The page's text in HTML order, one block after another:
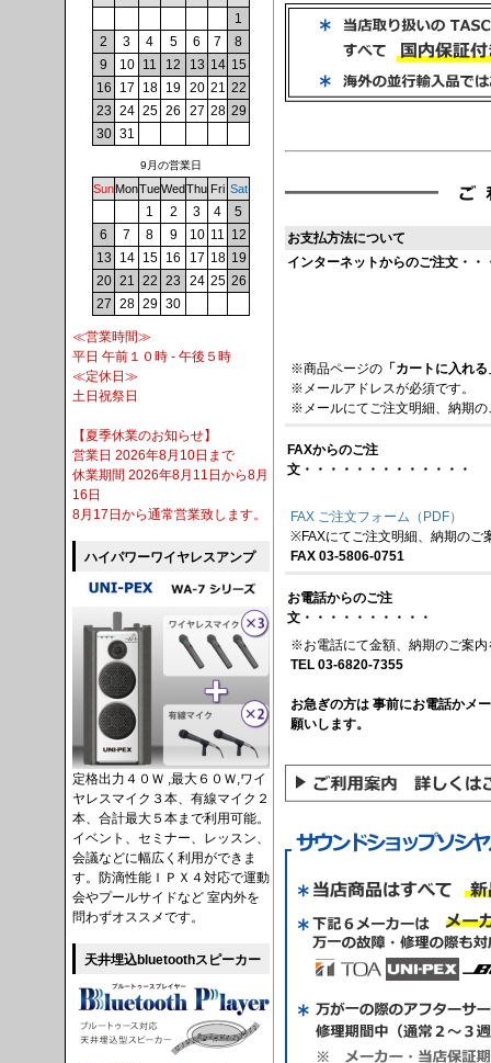
お支払方法について
インターネットからのご注文・・
※商品ページの 「カートに入れる
※メールアドレスが必須です。
※メールにてご注文明細、納期
FAXからのご注
文・・・・・・・・・・・・・
FAX ご注文フォーム（PDF）
※FAXにてご注文明細、納期のご
FAX 03-5806-0751
お電話からのご注
文・・・・・・・・・・
※お電話にて金額、納期のご案内
TEL 03-6820-7355
お急ぎの方は 事前にお電話かメ
願いします。
1
2
3 4 5 6 7
8
9
10 11 12 13 14 15
16
17 18 19 20 21 22
23 24 25 26 27 28 29
30 31
9月の営業日
SunMonTueWedThu Fri Sat
1 2 3 4
5
6
7 8 9 10 11 12
13
14 15 16 17 18 19
20 21 22 23 24 25 26
27 28 29 30
≪営業時間≫
平日 午前１０時 - 午後５時
≪定休日≫
土日祝祭日
【夏季休業のお知らせ】
営業日 2026年8月10日まで
休業期間 2026年8月11日から8月
16日
8月17日から通常営業致します。
ハイパワーワイヤレスアンプ
定格出力４０Ｗ ,最大６０Ｗ,ワイ
ヤレスマイク３本、有線マイク２
本、合計最大５本まで利用可能。
イベント、セミナー、レッスン、
会議などに幅広く利用ができま
す。防滴性能ＩＰＸ４対応で運動
会やプールサイドなど 室内外を
問わずオススメです。
天井埋込bluetoothスピーカー